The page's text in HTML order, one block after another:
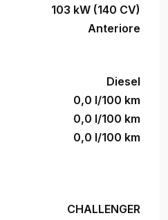
103 kW (140 CV)
Anteriore
Diesel
0,0 l/100 km
0,0 l/100 km
0,0 l/100 km
CHALLENGER